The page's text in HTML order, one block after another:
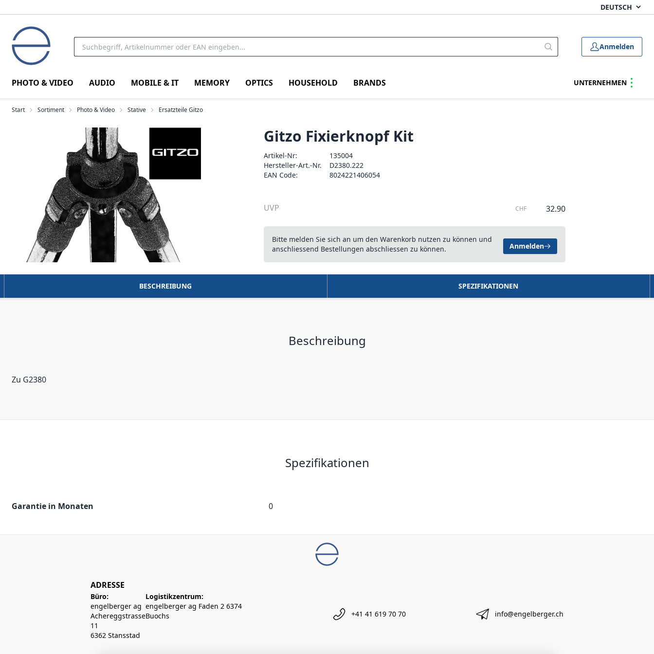
Anmelden
PHOTO & VIDEO AUDIO MOBILE & IT MEMORY OPTICS HOUSEHOLD BRANDS UNTERNEHMEN
Start Sortiment Photo & Video Stative Ersatzteile Gitzo
Gitzo Fixierknopf Kit
Artikel-Nr:
135004
Hersteller-Art.-Nr.
D2380.222
EAN Code:
8024221406054
UVP CHF 32.90
Bitte melden Sie sich an um den Warenkorb nutzen zu können und
anschliessend Bestellungen abschliessen zu können.
Anmelden
BESCHREIBUNG SPEZIFIKATIONEN
Beschreibung
Zu G2380
Spezifikationen
Garantie in Monaten 0
ADRESSE
Büro:
engelberger ag
Achereggstrasse
11
6362 Stansstad
Logistikzentrum:
engelberger ag Faden 2 6374
Buochs
+41 41 619 70 70 info@engelberger.ch